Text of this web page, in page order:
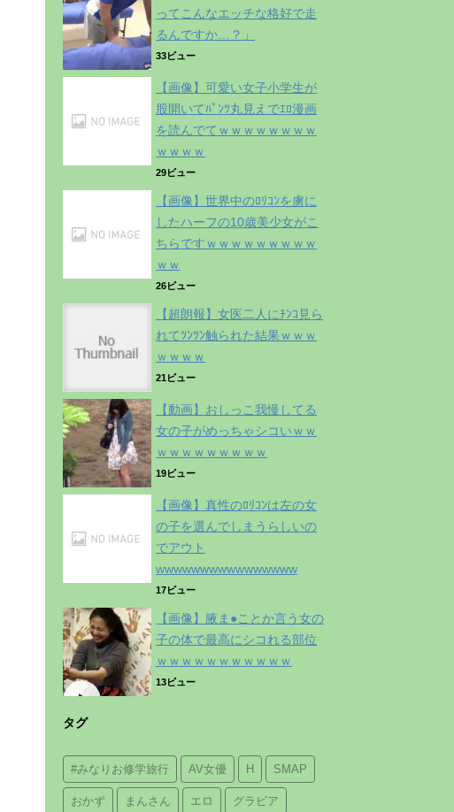
ってこんなエッチな格好で走
るんですか…？」
33ビュー
【画像】可愛い女子小学生が
股開いてﾊﾟﾝﾂ丸見えでｴﾛ漫画
を読んでてｗｗｗｗｗｗｗｗ
ｗｗｗｗ
29ビュー
【画像】世界中のﾛﾘｺﾝを虜に
したハーフの10歳美少女がこ
ちらですｗｗｗｗｗｗｗｗｗ
ｗｗ
26ビュー
【超朗報】女医二人にﾁﾝｺ見ら
れてﾂﾝﾂﾝ触られた結果ｗｗｗ
ｗｗｗｗ
21ビュー
【動画】おしっこ我慢してる
女の子がめっちゃシコいｗｗ
ｗｗｗｗｗｗｗｗｗ
19ビュー
【画像】真性のﾛﾘｺﾝは左の女
の子を選んでしまうらしいの
でアウト
wwwwwwwwwwwwwwww
17ビュー
【画像】腋ま●ことか言う女の
子の体で最高にシコれる部位
ｗｗｗｗｗｗｗｗｗｗｗ
13ビュー
タグ
#みなりお修学旅行 AV女優 H SMAP
おかず まんさん エロ グラビア